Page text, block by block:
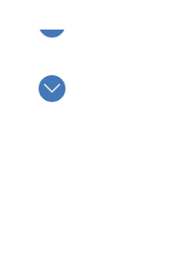
Bildergalerie überspringen